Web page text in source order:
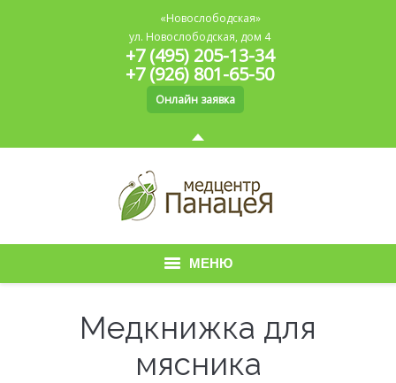
«Новослободская»
ул. Новослободская, дом 4
+7 (495) 205-13-34
+7 (926) 801-65-50
Онлайн заявка
МЕНЮ
Медкнижка для
мясника